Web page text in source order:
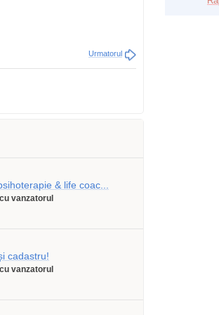
Urmatorul
& life coac...
vanzatorul
cadastru!
vanzatorul